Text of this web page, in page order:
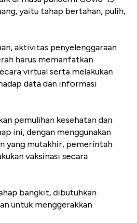
yaitu tahap bertahan, pulih,
aktivitas penyelenggaraan
harus memanfatkan
virtual serta melakukan
data dan informasi
pemulihan kesehatan dan
ini, dengan menggunakan
yang mutakhir, pemerintah
vaksinasi secara
bangkit, dibutuhkan
untuk menggerakkan